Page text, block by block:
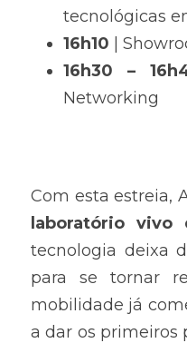
tecnológicas
16h10 |
16h30 –
Networking
laboratório vivo
tecnologia deixa
para se tornar
mobilidade já
a dar os primeiros